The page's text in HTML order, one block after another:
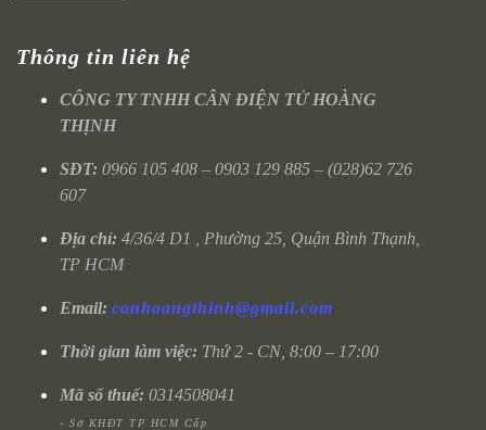
Thông tin liên hệ
CÔNG TY TNHH CÂN ĐIỆN TỬ HOÀNG
THỊNH
SĐT: 0966 105 408 – 0903 129 885 – (028)62 726
607
Địa chỉ: 4/36/4 D1 , Phường 25, Quận Bình Thạnh,
TP HCM
Email: canhoangthinh@gmail.com
Thời gian làm việc: Thứ 2 - CN, 8:00 – 17:00
Mã số thuế: 0314508041
- Sở KHĐT TP HCM Cấp